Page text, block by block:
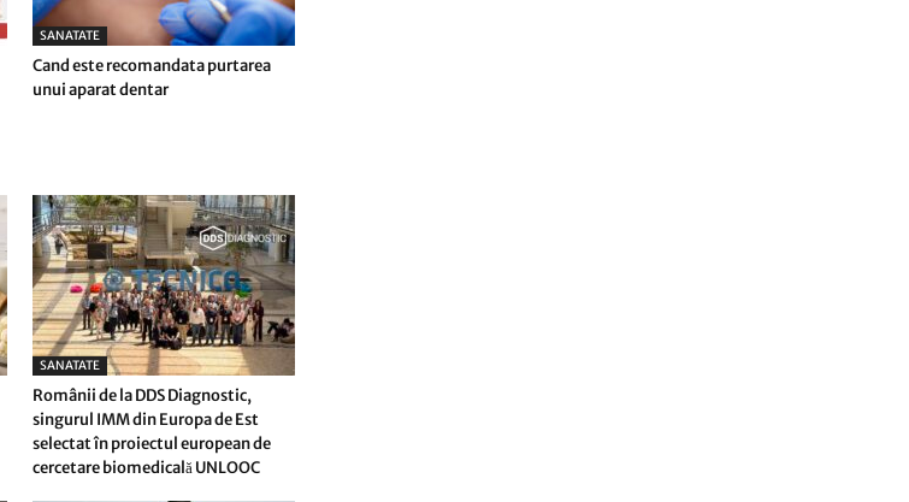
SANATATE
Cand este recomandata purtarea
unui aparat dentar
SANATATE
Românii de la DDS Diagnostic,
singurul IMM din Europa de Est
selectat în proiectul european de
cercetare biomedicală UNLOOC